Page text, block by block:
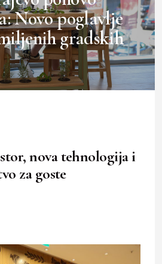
Novo poglavlje
gradskih
nova tehnologija i
za goste